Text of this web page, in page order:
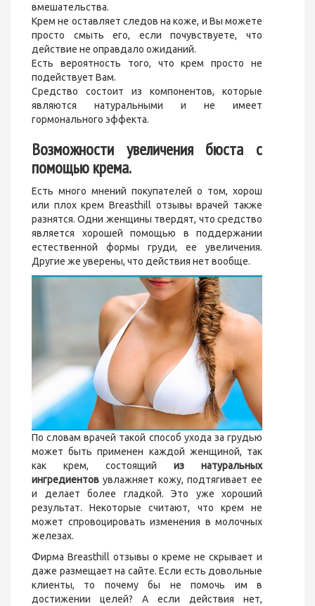
вмешательства.
Крем не оставляет следов на коже, и Вы можете
просто смыть его, если почувствуете, что
действие не оправдало ожиданий.
Есть вероятность того, что крем просто не
подействует Вам.
Средство состоит из компонентов, которые
являются натуральными и не имеет
гормонального эффекта.
Возможности увеличения бюста с
помощью крема.
Есть много мнений покупателей о том, хорош
или плох крем Breasthill отзывы врачей также
разнятся. Одни женщины твердят, что средство
является хорошей помощью в поддержании
естественной формы груди, ее увеличения.
Другие же уверены, что действия нет вообще.
По словам врачей такой способ ухода за грудью
может быть применен каждой женщиной, так
как крем, состоящий из натуральных
ингредиентов увлажняет кожу, подтягивает ее
и делает более гладкой. Это уже хороший
результат. Некоторые считают, что крем не
может спровоцировать изменения в молочных
железах.
Фирма Breasthill отзывы о креме не скрывает и
даже размещает на сайте. Если есть довольные
клиенты, то почему бы не помочь им в
достижении целей? А если действия нет,